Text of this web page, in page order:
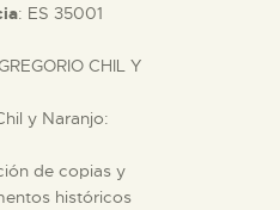
: ES 35001
CHIL Y
y Naranjo:
de copias y
históricos